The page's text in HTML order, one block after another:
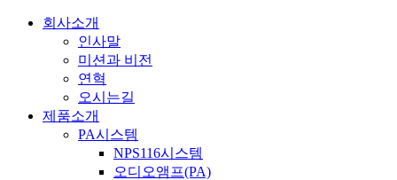
회사소개
인사말
미션과 비전
연혁
오시는길
제품소개
PA시스템
NPS116시스템
오디오앰프(PA)